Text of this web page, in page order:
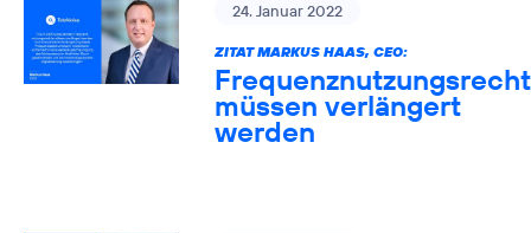
24. Januar 2022
ZITAT MARKUS HAAS, CEO:
müssen verlängert
werden